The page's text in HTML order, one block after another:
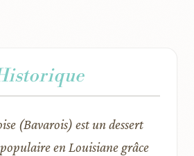
(Bavarois) est un dessert
en Louisiane grâce